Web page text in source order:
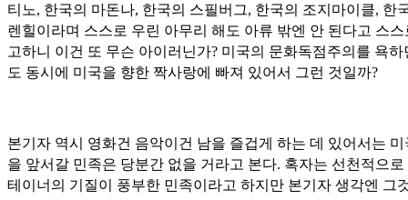
티노, 한국의 마돈나, 한국의 스필버그, 한국의 조지마이클, 한
렌힐이라며 스스로 우린 아무리 해도 아류 밖엔 안 된다고 스스
고하니 이건 또 무슨 아이러닌가? 미국의 문화독점주의를 욕하
도 동시에 미국을 향한 짝사랑에 빠져 있어서 그런 것일까?
본기자 역시 영화건 음악이건 남을 즐겁게 하는 데 있어서는 미
을 앞서갈 민족은 당분간 없을 거라고 본다. 혹자는 선천적으로
테이너의 기질이 풍부한 민족이라고 하지만 본기자 생각엔 그